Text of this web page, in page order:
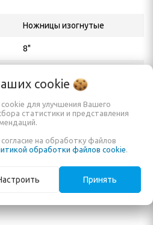
Ножницы изогнутые
8"
Suite 110, 170 North Maple
Street Corona, CA 92878, USA
cookie
для улучшения Вашего
статистики и представления
на обработку файлов
обработки файлов cookie.
Принять